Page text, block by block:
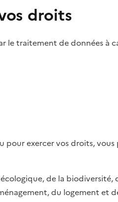
droits
le traitement de données à
pour exercer vos droits,
de la biodiversité,
du logement et